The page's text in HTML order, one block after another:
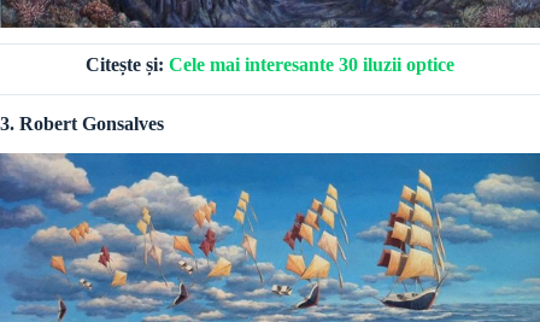
Citește și: Cele mai interesante 30 iluzii optice
3. Robert Gonsalves